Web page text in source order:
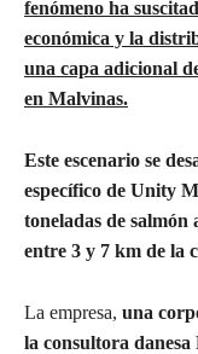
fenómeno ha
económica y la
una capa adicional
en Malvinas.
Este escenario se
específico de Unity
toneladas de salmón
entre 3 y 7 km de la
La empresa, una
la consultora